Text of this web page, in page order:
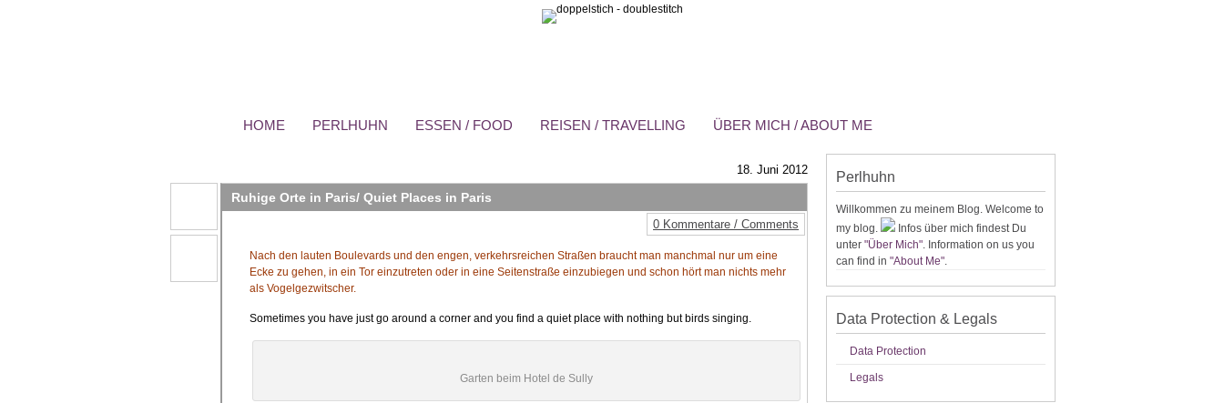
HOME PERLHUHN ESSEN / FOOD REISEN / TRAVELLING ÜBER MICH / ABOUT ME
Perlhuhn
Willkommen zu meinem Blog. Welcome to
my blog.
Infos über mich findest Du
unter "Über Mich". Information on us you
can find in "About Me".
Data Protection & Legals
Data Protection
Legals
18. Juni 2012
Ruhige Orte in Paris/ Quiet Places in Paris
0 Kommentare / Comments
Nach den lauten Boulevards und den engen, verkehrsreichen Straßen braucht man manchmal nur um eine
Ecke zu gehen, in ein Tor einzutreten oder in eine Seitenstraße einzubiegen und schon hört man nichts mehr
als Vogelgezwitscher.
Sometimes you have just go around a corner and you find a quiet place with nothing but birds singing.
Garten beim Hotel de Sully